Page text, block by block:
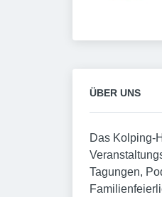
ÜBER UNS
Das Kolping-
Tagungen,